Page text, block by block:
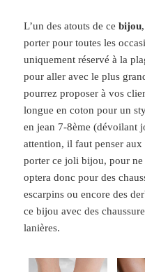
L’un des atouts de cebijou
porter pour toutes les
uniquement réservé à la
pour aller avec le plus
pourrez proposer à vos
longue en coton pour un
en jean 7-8ème (dévoilant
attention, il faut penser aux
porter ce joli bijou, pour ne
optera donc pour des
escarpins ou encore des
ce bijou avec des
lanières.